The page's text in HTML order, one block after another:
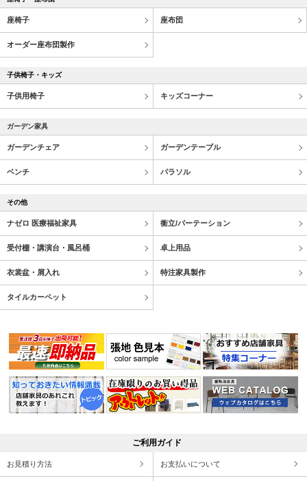
座椅子 座布団
オーダー座布団製作
子供椅子・キッズ
子供用椅子 キッズコーナー
ガーデン家具
ガーデンチェア ガーデンテーブル
ベンチ パラソル
その他
ナゼロ 医療福祉家具 衝立/パーテーション
受付棚・講演台・風呂桶 卓上用品
衣裳盆・屑入れ 特注家具製作
タイルカーペット
ご利用ガイド
お見積り方法 お支払いについて